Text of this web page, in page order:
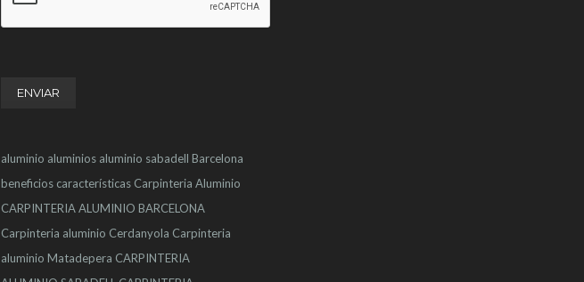
aluminio aluminios aluminio sabadell Barcelona
beneficios características Carpinteria Aluminio
CARPINTERIA ALUMINIO BARCELONA
Carpinteria aluminio Cerdanyola Carpinteria
aluminio Matadepera CARPINTERIA